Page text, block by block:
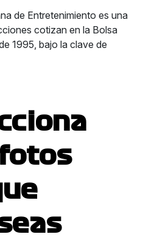
de Entretenimiento es una
cotizan en la Bolsa
1995, bajo la clave de
fotos